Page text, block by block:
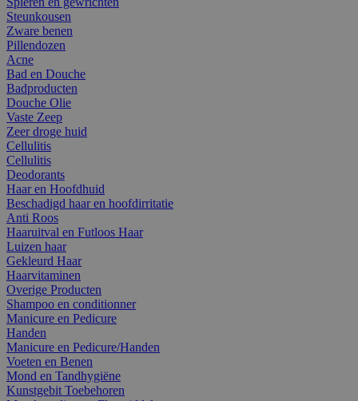
Steunkousen
Zware benen
Pillendozen
Acne
Bad en Douche
Badproducten
Douche Olie
Vaste Zeep
Zeer droge huid
Cellulitis
Cellulitis
Deodorants
Haar en Hoofdhuid
Beschadigd haar en hoofdirritatie
Anti Roos
Haaruitval en Futloos Haar
Luizen haar
Gekleurd Haar
Haarvitaminen
Overige Producten
Shampoo en conditionner
Manicure en Pedicure
Handen
Manicure en Pedicure/Handen
Voeten en Benen
Mond en Tandhygiëne
Kunstgebit Toebehoren